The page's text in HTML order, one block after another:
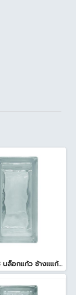
N-014/13 บล็อกแก้ว ช้างแแก้ว WOW หยาดเพชร ( 24x11.5x8 cm.)